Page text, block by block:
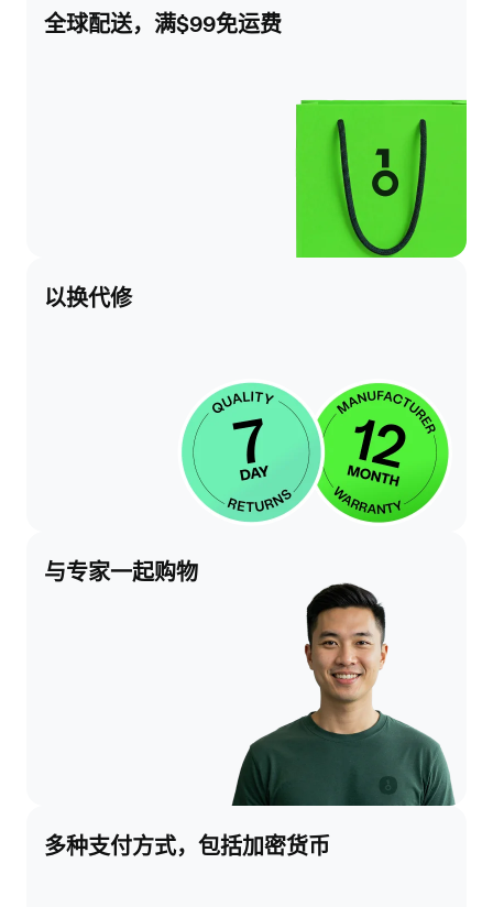
全球配送，满$99免运费
以换代修
与专家一起购物
多种支付方式，包括加密货币